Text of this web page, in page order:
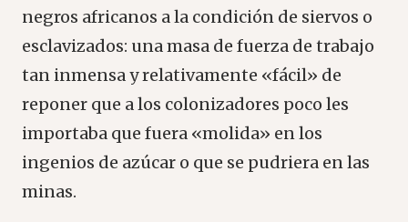
negros africanos a la condición de siervos o
esclavizados: una masa de fuerza de trabajo
tan inmensa y relativamente «fácil» de
reponer que a los colonizadores poco les
importaba que fuera «molida» en los
ingenios de azúcar o que se pudriera en las
minas.